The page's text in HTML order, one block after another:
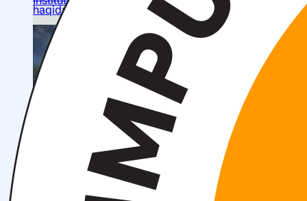
Ta’lim yoʻnalishlari haqida
haqida Xorijiy stajirovkalar